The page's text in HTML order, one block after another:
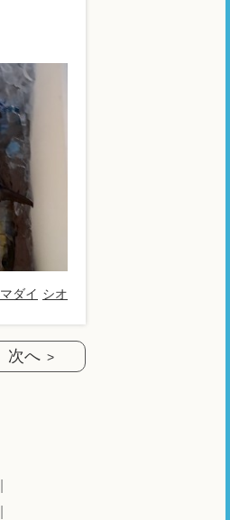
マダイ シオ
次へ